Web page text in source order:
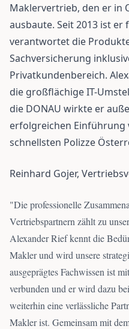
Maklervertrieb, den er in
ausbaute. Seit 2013 ist
verantwortet die
Sachversicherung
Privatkundenbereich.
die großflächige IT-
die DONAU wirkte er
erfolgreichen Einführung
schnellsten Polizze
Reinhard Gojer,
"Die professionelle
Vertriebspartnern zählt zu
Alexander Rief kennt die
Makler und wird unsere
ausgeprägtes Fachwissen ist
verbunden und er wird dazu
weiterhin eine verlässliche
Makler ist. Gemeinsam mit